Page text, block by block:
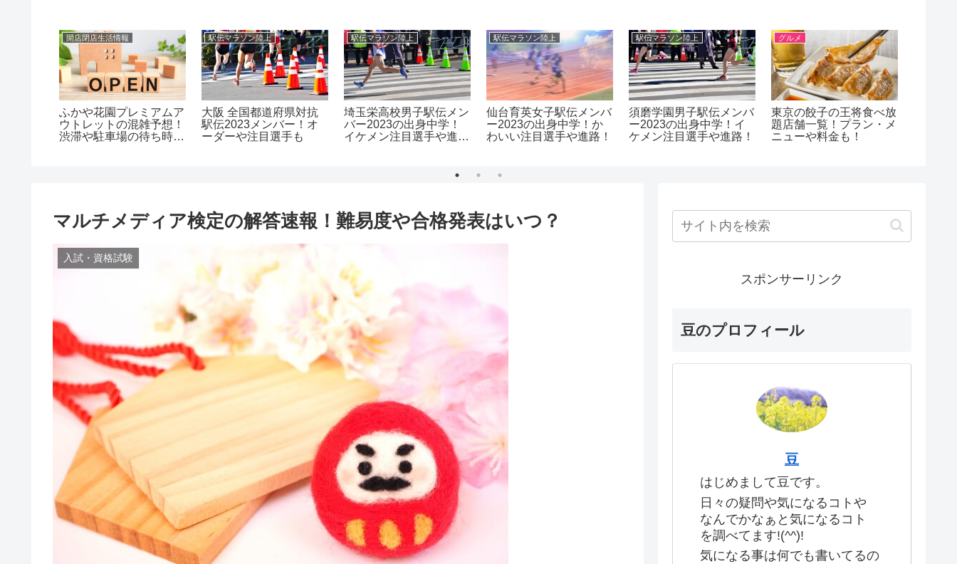
開店閉店生活情報
ふかや花園プレミアムア
ウトレットの混雑予想！
渋滞や駐車場の待ち時間
駅伝マラソン陸上
大阪 全国都道府県対抗
駅伝2023メンバー！オ
ーダーや注目選手も
駅伝マラソン陸上
埼玉栄高校男子駅伝メン
バー2023の出身中学！
イケメン注目選手や進
駅伝マラソン陸上
仙台育英女子駅伝メンバ
ー2023の出身中学！か
わいい注目選手や進路！
駅伝マラソン陸上
須磨学園男子駅伝メンバ
ー2023の出身中学！イ
ケメン注目選手や進路！
グルメ
東京の餃子の王将食べ放
題店舗一覧！プラン・メ
ニューや料金も！
マルチメディア検定の解答速報！難易度や合格発表はいつ？
入試・資格試験
スポンサーリンク
豆のプロフィール
豆
はじめまして豆です。
日々の疑問や気になるコトや
なんでかなぁと気になるコト
を調べてます!(^^)!
気になる事は何でも書いてるの